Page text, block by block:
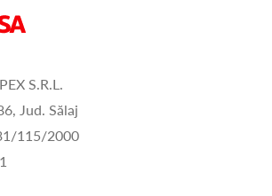
S.R.L.
Jud. Sălaj
115/2000